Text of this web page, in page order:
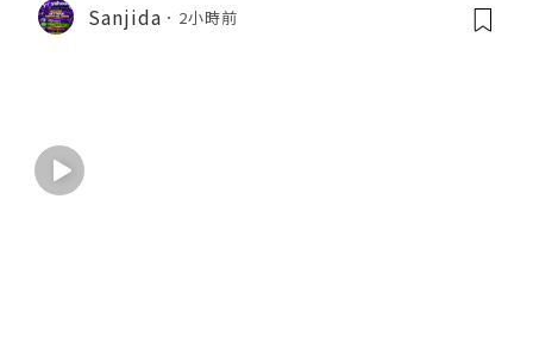
Sanjida 2小時前